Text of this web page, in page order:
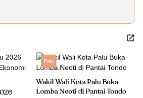
Palu
Wakil Wali Kota Palu Buka
Lomba Neoti di Pantai Tondo